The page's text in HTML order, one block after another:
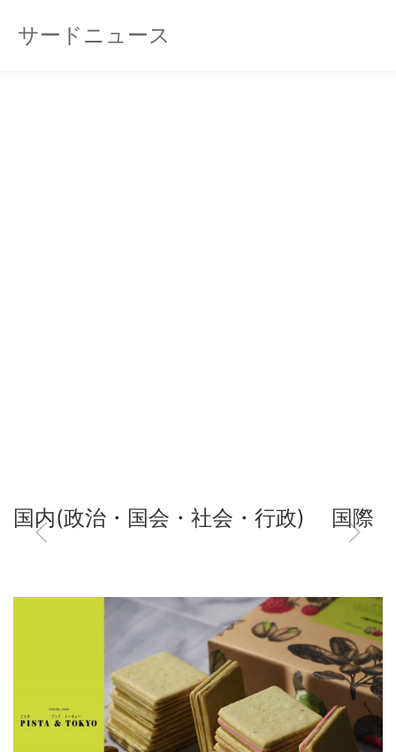
サードニュース
国内(政治・国会・社会・行政) 国際